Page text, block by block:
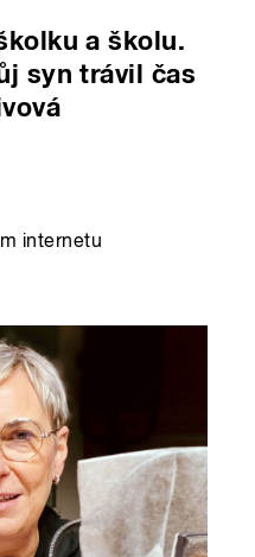
a školu.
syn trávil čas
internetu